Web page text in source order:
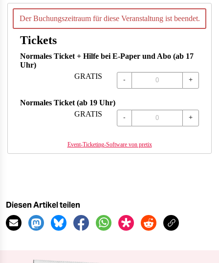
Der Buchungszeitraum für diese Veranstaltung ist beendet.
Tickets
Normales Ticket + Hilfe bei E-Paper und Abo (ab 17
Uhr)
GRATIS
- +
Normales Ticket (ab 19 Uhr)
GRATIS
- +
Event-Ticketing-Software von pretix
Diesen Artikel teilen